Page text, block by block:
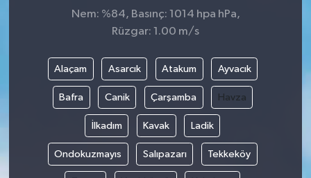
Nem: %84, Basınç: 1014 hpa hPa,
Rüzgar: 1.00 m/s
Alaçam Asarcık Atakum Ayvacık
Bafra Canik Çarşamba Havza
İlkadım Kavak Ladik
Ondokuzmayıs Salıpazarı Tekkeköy